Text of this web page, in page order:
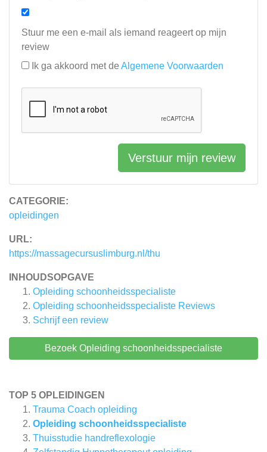
CATEGORIE:
opleidingen
URL:
https://massagecursuslimburg.nl/thu
INHOUDSOPGAVE
Opleiding schoonheidsspecialiste
Opleiding schoonheidsspecialiste Reviews
Schrijf een review
Bezoek Opleiding schoonheidsspecialiste
TOP 5 OPLEIDINGEN
Trauma Coach opleiding
Opleiding schoonheidsspecialiste
Thuisstudie handreflexologie
Stuur me een e-mail als iemand reageert op mijn
review
Ik ga akkoord met de Algemene Voorwaarden
Verstuur mijn review